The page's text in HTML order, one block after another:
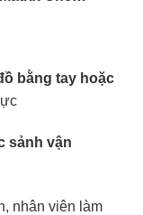
bằng tay hoặc
sảnh vận
nhân viên làm